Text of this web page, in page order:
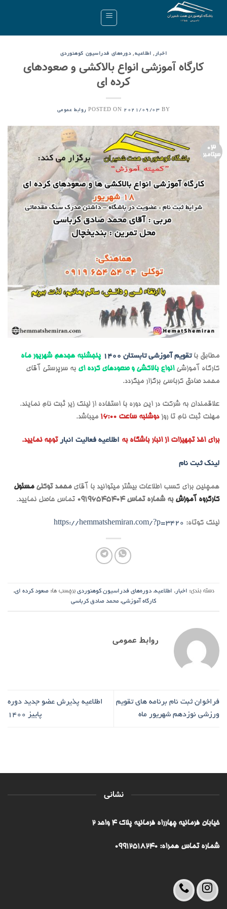
اخبار , اطلاعیه,دوره‌های فدراسیون کوهنوردی
کارگاه آموزشی انواع بالاکشی و صعودهای
کرده ای
POSTED ON 2021/09/03 BY روابط عمومی
03
سپتامبر
مطابق با تقویم آموزشی تابستان 1400
پنجشنبه هجدهم شهریور ماه
کارگاه آموزشیانواع بالاکشی و صعودهای کرده ای به سرپرستی آقای
محمد صادق کرباسی برگزار میگردد.
علاقمندان به شرکت در این دوره با استفاده از لینک زیر ثبت نام نمایند.
مهلت ثبت نام تا روزدوشنبه ساعت 16:00 میباشد.
برای اخذ تجهیزات از انبار باشگاه به اطلاعیه فعالیت انبار توجه نمایید.
لینک ثبت نام
همچنین برای کسب اطلاعات بیشتر میتوانید با آقایمحمد توکلیمسئول
کارگروه آموزش به شماره تماس 09196545404 تماس حاصل نمایید.
لینک کوتاه: https://hemmatshemiran.com/?p=3420
دسته بندی: اخبار, اطلاعیه,دوره‌های فدراسیون کوهنوردی برچسب ها:صعود کرده ای,
کارگاه آموزشی, محمد صادق کرباسی
روابط عمومی
فراخوان ثبت نام برنامه های تقویم
ورزشی نوزدهم شهریور ماه
اطلاعیه پذیرش عضو جدید دوره
پاییز 1400
نشانی
خیابان فرمانیه چهارراه فرمانیه پلاک ۴ واحد ۲
شماره تماس همراه: 09912518240